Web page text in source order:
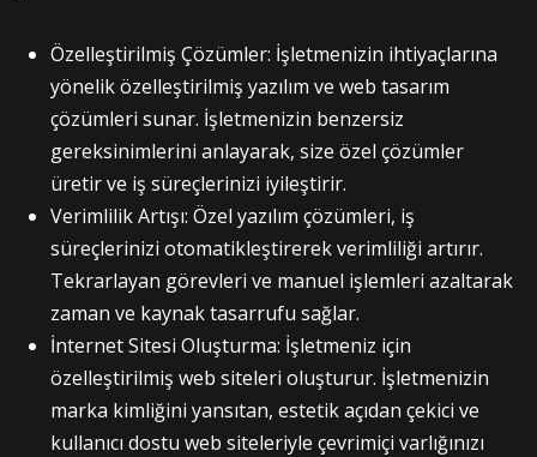
Özelleştirilmiş Çözümler: İşletmenizin ihtiyaçlarına
yönelik özelleştirilmiş yazılım ve web tasarım
çözümleri sunar. İşletmenizin benzersiz
gereksinimlerini anlayarak, size özel çözümler
üretir ve iş süreçlerinizi iyileştirir.
Verimlilik Artışı: Özel yazılım çözümleri, iş
süreçlerinizi otomatikleştirerek verimliliği artırır.
Tekrarlayan görevleri ve manuel işlemleri azaltarak
zaman ve kaynak tasarrufu sağlar.
İnternet Sitesi Oluşturma: İşletmeniz için
özelleştirilmiş web siteleri oluşturur. İşletmenizin
marka kimliğini yansıtan, estetik açıdan çekici ve
kullanıcı dostu web siteleriyle çevrimiçi varlığınızı